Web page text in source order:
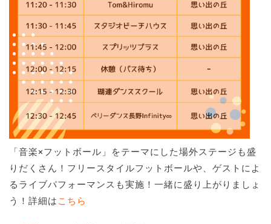
「音楽×フットボール」をテーマにした場外ステージも盛
りだくさん！フリースタイルフットボールや、ゲストによ
るライブパフォーマンスも実施！一緒に盛り上がりましょ
う！詳細は こちら